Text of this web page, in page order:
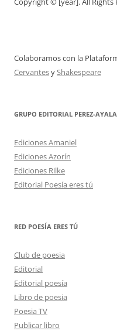
Colaboramos con la
CervantesyShakespeare
GRUPO EDITORIAL PEREZ-AYALA
Ediciones Amaniel
Ediciones Azorín
Ediciones Rilke
Editorial Poesía eres tú
RED POESÍA ERES TÚ
Club de poesia
Editorial
Editorial poesía
Libro de poesia
Poesia TV
Publicar libro